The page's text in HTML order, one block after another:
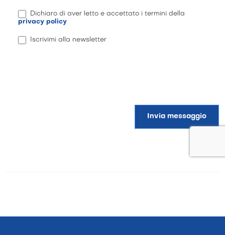
Dichiaro di aver letto e accettato i termini della
privacy policy
Iscrivimi alla newsletter
Invia messaggio